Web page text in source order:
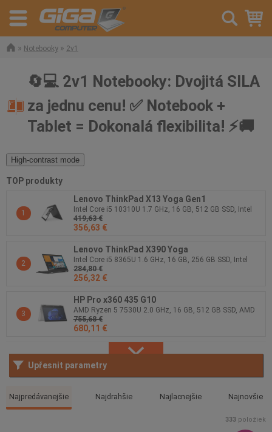
» Notebooky » 2v1
🔄💻 2v1 Notebooky: Dvojitá SILA
za jednu cenu! ✅ Notebook +
Tablet = Dokonalá flexibilita! ⚡🚚
High-contrast mode
TOP produkty
1
Lenovo ThinkPad X13 Yoga Gen1
Intel Core i5 10310U 1.7 GHz, 16 GB, 512 GB SSD, Intel
UHD Graphics, 13.3 " 1920 x 1080 px, Windows 11 Pro
419,63 €
356,63 €
2
Lenovo ThinkPad X390 Yoga
Intel Core i5 8365U 1.6 GHz, 16 GB, 256 GB SSD, Intel
UHD Graphics 620, 13.3 " 1920 x 1080 px, Windows 11
Pro
284,80 €
256,32 €
3
HP Pro x360 435 G10
AMD Ryzen 5 7530U 2.0 GHz, 16 GB, 512 GB SSD, AMD
Radeon Graphics, 13.3 " 1920 x 1080 px, Windows 11
Pro
755,68 €
680,11 €
Upřesnit parametry
Najpredávanejšie Najdrahšie Najlacnejšie Najnovšie
333 položiek